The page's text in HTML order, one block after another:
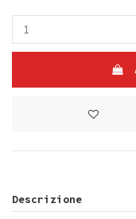
Descrizione